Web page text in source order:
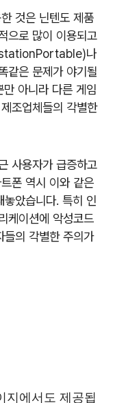
것은 닌텐도 제품
으로 많이 이용되고
나
같은 문제가 야기될
만 아니라 다른 게임
조업체들의 각별한
사용자가 급증하고
폰 역시 이와 같은
놓았습니다. 특히 인
케이션에 악성코드
들의 각별한 주의가
지에서도 제공됩